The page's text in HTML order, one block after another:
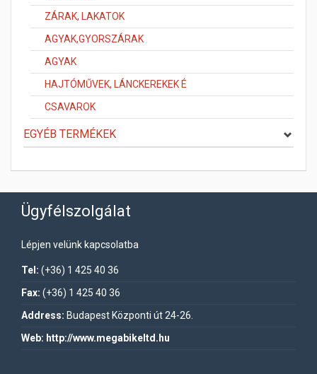
ZÁRAK, LAKATOK
AGYAK,GYORSZÁRAK
AGYAK
HAJTÓMŰVEK, LÁNCKEREKEK É
CSAVAROK
EGYÉB TERMÉKEK
Ügyfélszolgálat
Lépjen velünk kapcsolatba
Tel: (+36) 1 425 40 36
Fax: (+36) 1 425 40 36
Address: Budapest Központi út 24-26.
Web: http://www.megabikeltd.hu